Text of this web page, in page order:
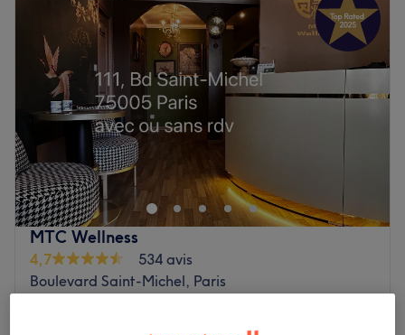
MTC Wellness
4,7
534 avis
Boulevard Saint-Michel, Paris